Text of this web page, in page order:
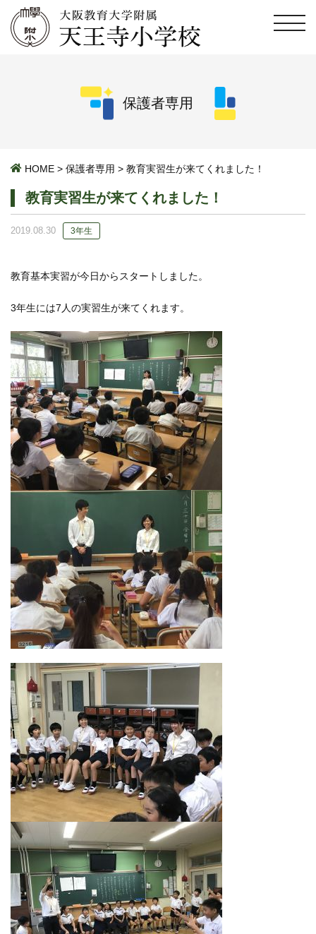
保護者専用
HOME > 保護者専用 > 教育実習生が来てくれました！
教育実習生が来てくれました！
2019.08.30 3年生
教育基本実習が今日からスタートしました。
3年生には7人の実習生が来てくれます。